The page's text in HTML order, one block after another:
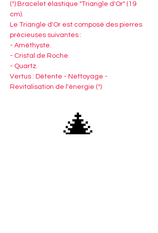
(*) Bracelet élastique "Triangle d'Or" (19
cm).
Le Triangle d'Or est composé des pierres
précieuses suivantes :
- Améthyste.
- Cristal de Roche.
- Quartz.
Vertus : Détente - Nettoyage -
Revitalisation de l'énergie (*)
🎄